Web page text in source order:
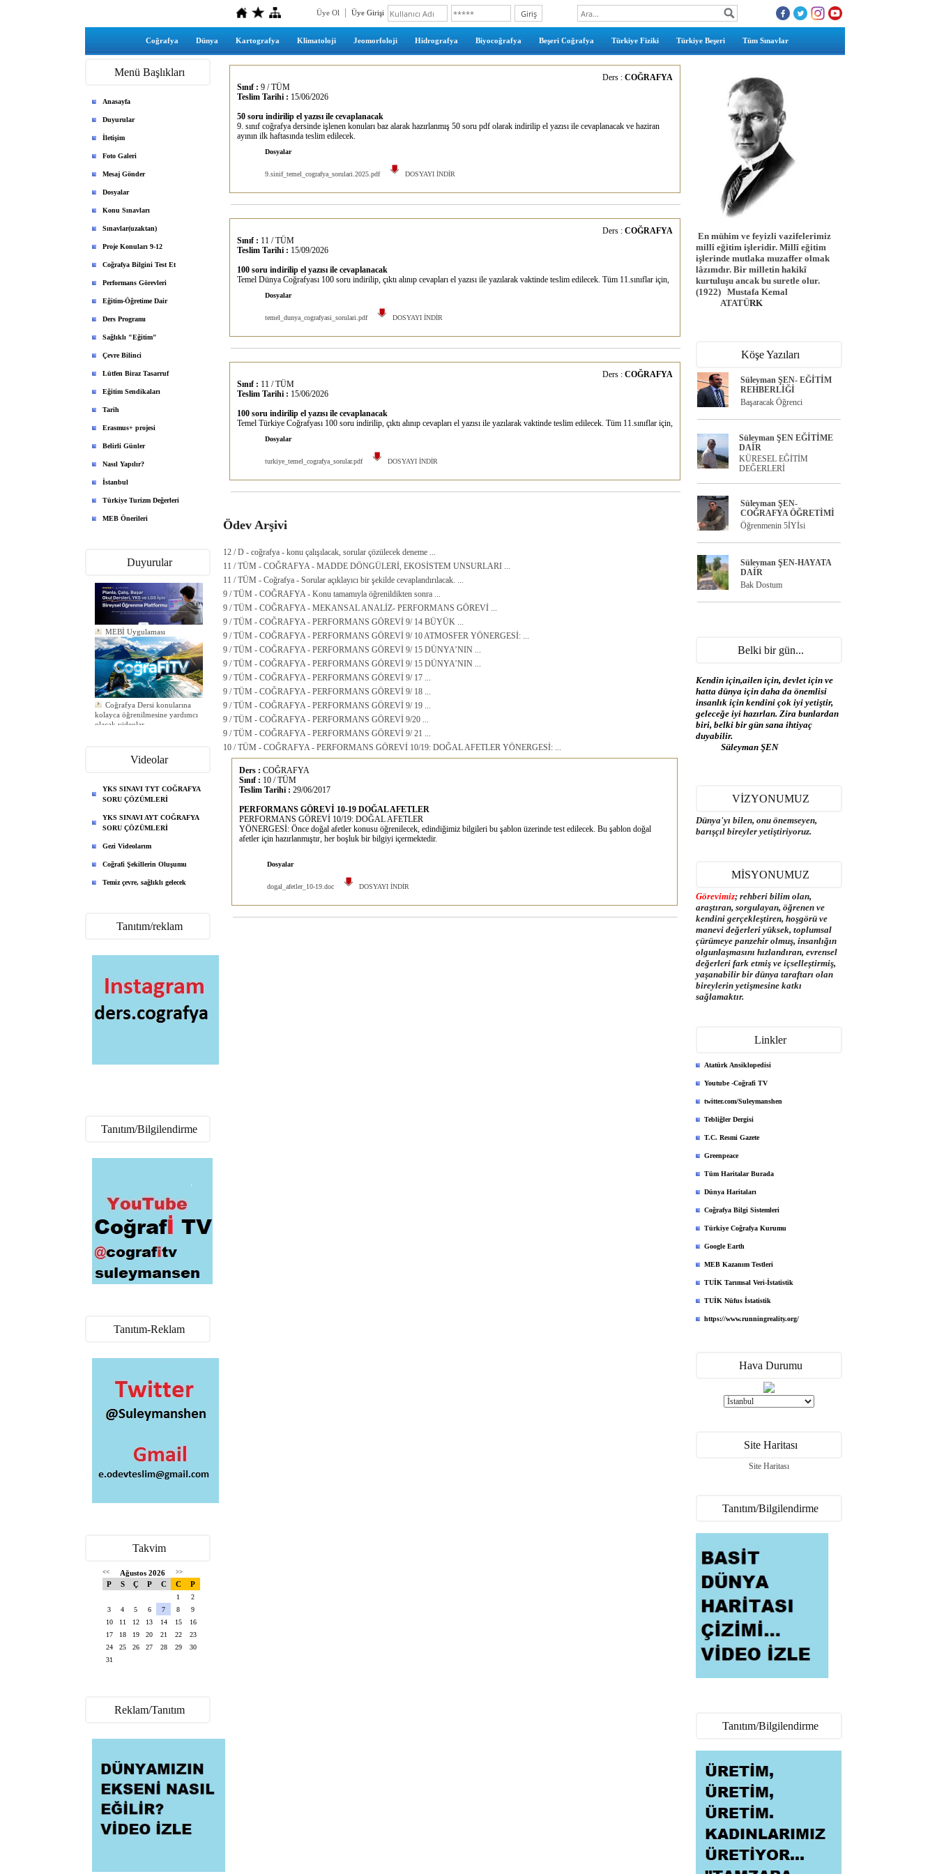
Üye Ol Üye Girişi
Coğrafya Dünya Kartografya Klimatoloji Jeomorfoloji Hidrografya Biyocoğrafya Beşeri Coğrafya Türkiye Fiziki Türkiye Beşeri Tüm Sınavlar
Menü Başlıkları
Anasayfa
Duyurular
İletişim
Foto Galeri
Mesaj Gönder
Dosyalar
Konu Sınavları
Sınavlar(uzaktan)
Proje Konuları 9-12
Coğrafya Bilgini Test Et
Performans Görevleri
Eğitim-Öğretime Dair
Ders Programı
Sağlıklı "Eğitim"
Çevre Bilinci
Lütfen Biraz Tasarruf
Eğitim Sendikaları
Tarih
Erasmus+ projesi
Belirli Günler
Nasıl Yapılır?
İstanbul
Türkiye Turizm Değerleri
MEB Önerileri
Duyurular
MEBİ Uygulaması
Coğrafya Dersi konularına
kolayca öğrenilmesine yardımcı
olacak videolar
Videolar
YKS SINAVI TYT COĞRAFYA
SORU ÇÖZÜMLERİ
YKS SINAVI AYT COĞRAFYA
SORU ÇÖZÜMLERİ
Gezi Videolarım
Coğrafi Şekillerin Oluşumu
Temiz çevre, sağlıklı gelecek
Tanıtım/reklam
Tanıtım/Bilgilendirme
Tanıtım-Reklam
Takvim
<< Ağustos 2026 >>
P S Ç P C C P
1
2
3
4 5 6 7 8
9
10
11 12 13 14 15
16
17
18 19 20 21 22
23
24
25 26 27 28 29
30
31
Reklam/Tanıtım
Ders : COĞRAFYA
Sınıf : 9 / TÜM
Teslim Tarihi : 15/06/2026
50 soru indirilip el yazısı ile cevaplanacak
9. sınıf coğrafya dersinde işlenen konuları baz alarak hazırlanmış 50 soru pdf olarak indirilip el yazısı ile cevaplanacak ve haziran
ayının ilk haftasında teslim edilecek.
Dosyalar
9.sinif_temel_cografya_sorulari.2025.pdf DOSYAYI İNDİR
Ders : COĞRAFYA
Sınıf : 11 / TÜM
Teslim Tarihi : 15/09/2026
100 soru indirilip el yazısı ile cevaplanacak
Temel Dünya Coğrafyası 100 soru indirilip, çıktı alınıp cevapları el yazısı ile yazılarak vaktinde teslim edilecek. Tüm 11.sınıflar için,
Dosyalar
temel_dunya_cografyasi_sorulari.pdf DOSYAYI İNDİR
Ders : COĞRAFYA
Sınıf : 11 / TÜM
Teslim Tarihi : 15/06/2026
100 soru indirilip el yazısı ile cevaplanacak
Temel Türkiye Coğrafyası 100 soru indirilip, çıktı alınıp cevapları el yazısı ile yazılarak vaktinde teslim edilecek. Tüm 11.sınıflar için,
Dosyalar
turkiye_temel_cografya_sorular.pdf DOSYAYI İNDİR
Ödev Arşivi
12 / D - coğrafya - konu çalışılacak, sorular çözülecek deneme ...
11 / TÜM - COĞRAFYA - MADDE DÖNGÜLERİ, EKOSİSTEM UNSURLARI ...
11 / TÜM - Coğrafya - Sorular açıklayıcı bir şekilde cevaplandırılacak. ...
9 / TÜM - COĞRAFYA - Konu tamamıyla öğrenildikten sonra ...
9 / TÜM - COĞRAFYA - MEKANSAL ANALİZ- PERFORMANS GÖREVİ ...
9 / TÜM - COĞRAFYA - PERFORMANS GÖREVİ 9/ 14 BÜYÜK ...
9 / TÜM - COĞRAFYA - PERFORMANS GÖREVİ 9/ 10 ATMOSFER YÖNERGESİ: ...
9 / TÜM - COĞRAFYA - PERFORMANS GÖREVİ 9/ 15 DÜNYA’NIN ...
9 / TÜM - COĞRAFYA - PERFORMANS GÖREVİ 9/ 15 DÜNYA’NIN ...
9 / TÜM - COĞRAFYA - PERFORMANS GÖREVİ 9/ 17 ...
9 / TÜM - COĞRAFYA - PERFORMANS GÖREVİ 9/ 18 ...
9 / TÜM - COĞRAFYA - PERFORMANS GÖREVİ 9/ 19 ...
9 / TÜM - COĞRAFYA - PERFORMANS GÖREVİ 9/20 ...
9 / TÜM - COĞRAFYA - PERFORMANS GÖREVİ 9/ 21 ...
10 / TÜM - COĞRAFYA - PERFORMANS GÖREVİ 10/19: DOĞAL AFETLER YÖNERGESİ: ...
Ders : COĞRAFYA
Sınıf : 10 / TÜM
Teslim Tarihi : 29/06/2017
PERFORMANS GÖREVİ 10-19 DOĞAL AFETLER
PERFORMANS GÖREVİ 10/19: DOĞAL AFETLER
YÖNERGESİ: Önce doğal afetler konusu öğrenilecek, edindiğimiz bilgileri bu şablon üzerinde test edilecek. Bu şablon doğal
afetler için hazırlanmıştır, her boşluk bir bilgiyi içermektedir.
Dosyalar
dogal_afetler_10-19.doc DOSYAYI İNDİR
En mühim ve feyizli vazifelerimiz
millî eğitim işleridir. Millî eğitim
işlerinde mutlaka muzaffer olmak
lâzımdır. Bir milletin hakikî
kurtuluşu ancak bu suretle olur.
(1922) Mustafa Kemal
ATATÜRK
Köşe Yazıları
Süleyman ŞEN- EĞİTİM
REHBERLİĞİ
Başaracak Öğrenci
Süleyman ŞEN EĞİTİME
DAİR
KÜRESEL EĞİTİM
DEĞERLERİ
Süleyman ŞEN-
COĞRAFYA ÖĞRETİMİ
Öğrenmenin 5İYİsi
Süleyman ŞEN-HAYATA
DAİR
Bak Dostum
Belki bir gün...
Kendin için,ailen için, devlet için ve
hatta dünya için daha da önemlisi
insanlık için kendini çok iyi yetiştir,
geleceğe iyi hazırlan. Zira bunlardan
biri, belki bir gün sana ihtiyaç
duyabilir.
Süleyman ŞEN
VİZYONUMUZ
Dünya'yı bilen, onu önemseyen,
barışçıl bireyler yetiştiriyoruz.
MİSYONUMUZ
Görevimiz; rehberi bilim olan,
araştıran, sorgulayan, öğrenen ve
kendini gerçekleştiren, hoşgörü ve
manevi değerleri yüksek, toplumsal
çürümeye panzehir olmuş, insanlığın
olgunlaşmasını hızlandıran, evrensel
değerleri fark etmiş ve içselleştirmiş,
yaşanabilir bir dünya taraftarı olan
bireylerin yetişmesine katkı
sağlamaktır.
Linkler
Atatürk Ansiklopedisi
Youtube -Coğrafi TV
twitter.com/Suleymanshen
Tebliğler Dergisi
T.C. Resmi Gazete
Greenpeace
Tüm Haritalar Burada
Dünya Haritaları
Coğrafya Bilgi Sistemleri
Türkiye Coğrafya Kurumu
Google Earth
MEB Kazanım Testleri
TUİK Tarımsal Veri-İstatistik
TUİK Nüfus İstatistik
https://www.runningreality.org/
Hava Durumu
Site Haritası
Site Haritası
Tanıtım/Bilgilendirme
Tanıtım/Bilgilendirme